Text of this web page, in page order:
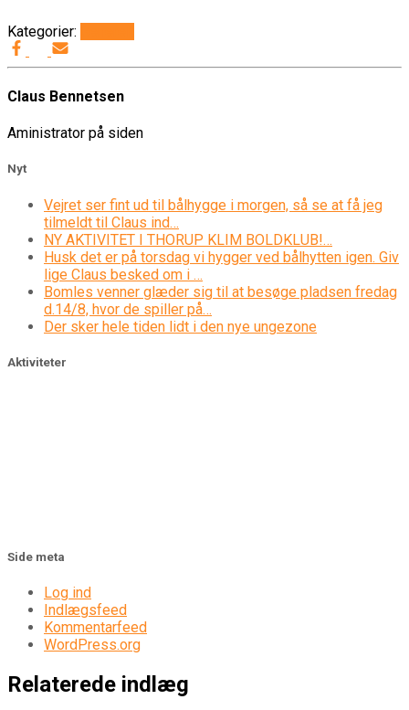
Kategorier:
Claus Bennetsen
Aministrator på siden
Nyt
Vejret ser fint ud til bålhygge i morgen, så se at få jeg
tilmeldt til Claus ind…
NY AKTIVITET I THORUP KLIM BOLDKLUB!…
Husk det er på torsdag vi hygger ved bålhytten igen. Giv
lige Claus besked om i …
Bomles venner glæder sig til at besøge pladsen fredag
d.14/8, hvor de spiller på…
Der sker hele tiden lidt i den nye ungezone
Aktiviteter
Side meta
Log ind
Indlægsfeed
Kommentarfeed
WordPress.org
Relaterede indlæg